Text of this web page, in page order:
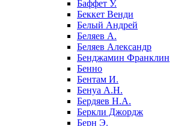
Баффет У.
Беккет Венди
Белый Андрей
Беляев А.
Беляев Александр
Бенджамин Франклин
Бенно
Бентам И.
Бенуа А.Н.
Бердяев Н.А.
Беркли Джордж
Берн Э.